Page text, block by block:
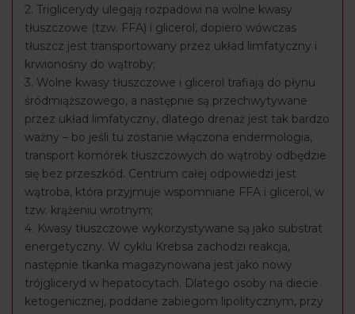
2. Triglicerydy ulegają rozpadowi na wolne kwasy
tłuszczowe (tzw. FFA) i glicerol, dopiero wówczas
tłuszcz jest transportowany przez układ limfatyczny i
krwionośny do wątroby;
3. Wolne kwasy tłuszczowe i glicerol trafiają do płynu
śródmiąższowego, a następnie są przechwytywane
przez układ limfatyczny, dlatego drenaż jest tak bardzo
ważny – bo jeśli tu zostanie włączona endermologia,
transport komórek tłuszczowych do wątroby odbędzie
się bez przeszkód. Centrum całej odpowiedzi jest
wątroba, która przyjmuje wspomniane FFA i glicerol, w
tzw. krążeniu wrotnym;
4. Kwasy tłuszczowe wykorzystywane są jako substrat
energetyczny. W cyklu Krebsa zachodzi reakcja,
następnie tkanka magazynowana jest jako nowy
trójgliceryd w hepatocytach. Dlatego osoby na diecie
ketogenicznej, poddane zabiegom lipolitycznym, przy